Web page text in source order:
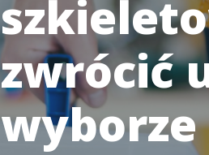
zwrócić
wyborze